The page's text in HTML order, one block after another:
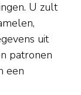
U zult
uit
patronen
een